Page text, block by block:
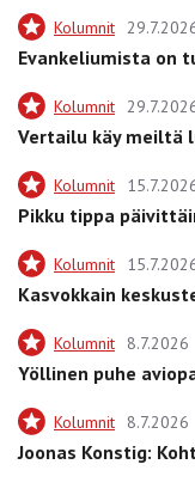
Kolumnit
Evankeliumista on
Kolumnit
Vertailu käy meiltä
Kolumnit
Pikku tippa
Kolumnit
Kasvokkain
Kolumnit 8.7.2026
Yöllinen puhe
Kolumnit 8.7.2026
Joonas Konstig: